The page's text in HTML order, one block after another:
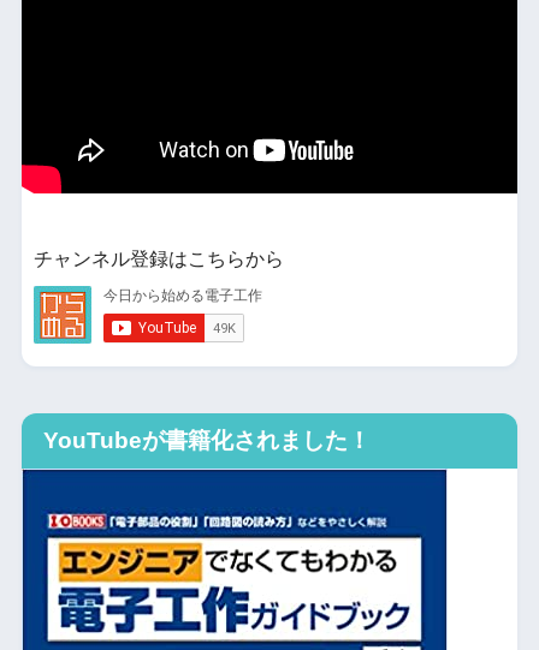
チャンネル登録はこちらから
YouTubeが書籍化されました！